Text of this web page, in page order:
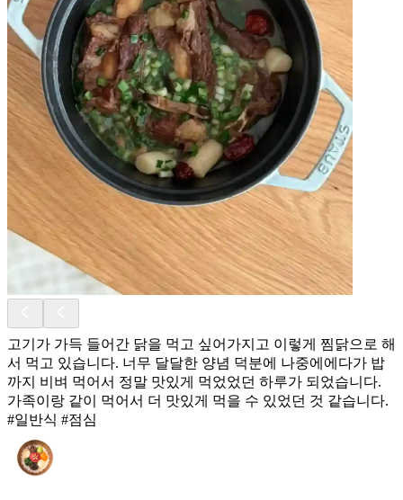
고기가 가득 들어간 닭을 먹고 싶어가지고 이렇게 찜닭으로 해
서 먹고 있습니다. 너무 달달한 양념 덕분에 나중에에다가 밥
까지 비벼 먹어서 정말 맛있게 먹었었던 하루가 되었습니다.
가족이랑 같이 먹어서 더 맛있게 먹을 수 있었던 것 같습니다.
#일반식 #점심